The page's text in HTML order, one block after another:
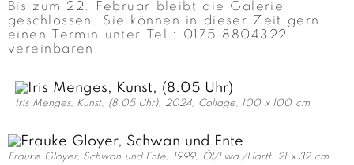
Iris Menges, Kunst, (8.05 Uhr), 2024, Collage, 100 x 100 cm
Bis zum 22. Februar bleibt die Galerie
geschlossen. Sie können in dieser Zeit gern
einen Termin unter Tel.: 0175 8804322
vereinbaren.
Frauke Gloyer, Schwan und Ente, 1999, Öl/Lwd./Hartf. 21 x 32 cm